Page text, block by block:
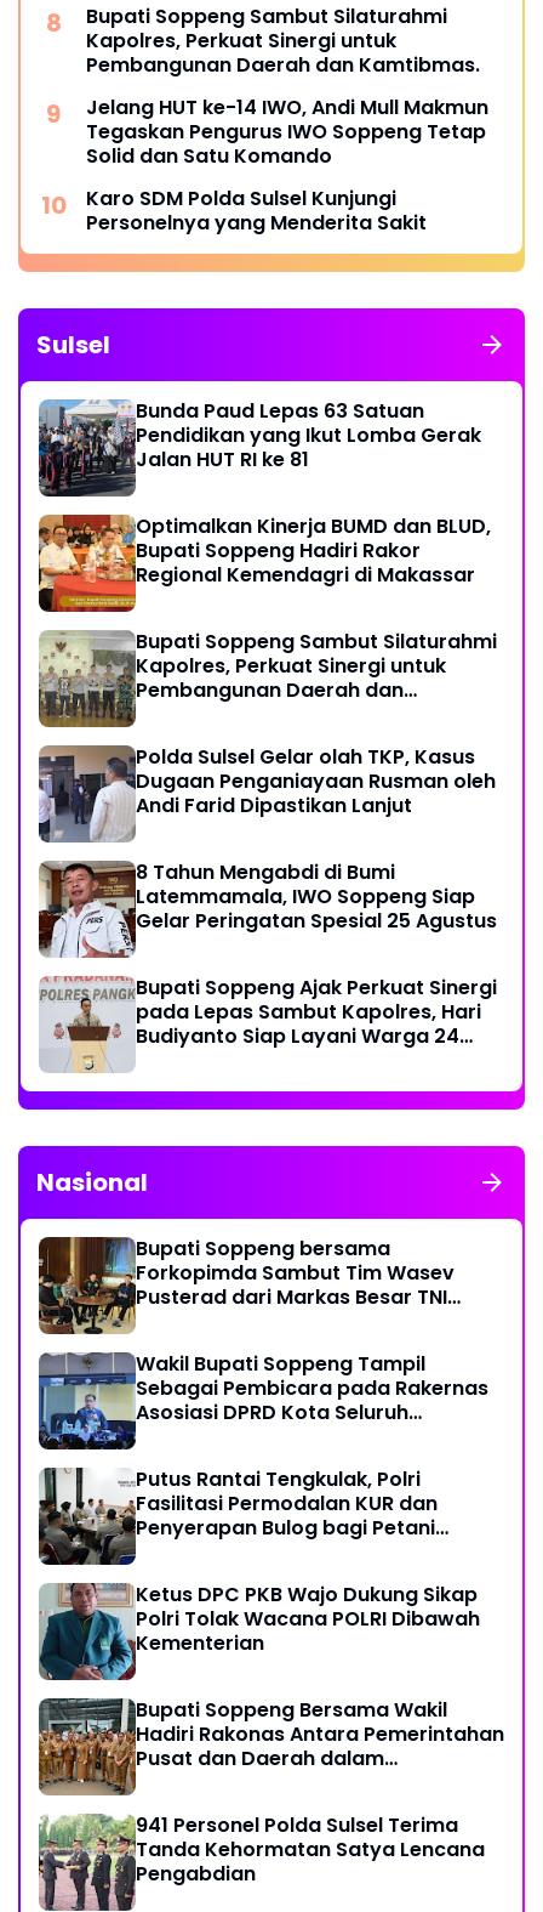
Bupati Soppeng Sambut Silaturahmi
Kapolres, Perkuat Sinergi untuk
Pembangunan Daerah dan Kamtibmas.
Jelang HUT ke-14 IWO, Andi Mull Makmun
Tegaskan Pengurus IWO Soppeng Tetap
Solid dan Satu Komando
Karo SDM Polda Sulsel Kunjungi
Personelnya yang Menderita Sakit
Sulsel
Bunda Paud Lepas 63 Satuan
Pendidikan yang Ikut Lomba Gerak
Jalan HUT RI ke 81
Optimalkan Kinerja BUMD dan BLUD,
Bupati Soppeng Hadiri Rakor
Regional Kemendagri di Makassar
Bupati Soppeng Sambut Silaturahmi
Kapolres, Perkuat Sinergi untuk
Pembangunan Daerah dan
Polda Sulsel Gelar olah TKP, Kasus
Dugaan Penganiayaan Rusman oleh
Andi Farid Dipastikan Lanjut
8 Tahun Mengabdi di Bumi
Latemmamala, IWO Soppeng Siap
Gelar Peringatan Spesial 25 Agustus
Bupati Soppeng Ajak Perkuat Sinergi
pada Lepas Sambut Kapolres, Hari
Budiyanto Siap Layani Warga 24
Nasional
Bupati Soppeng bersama
Forkopimda Sambut Tim Wasev
Pusterad dari Markas Besar TNI
Wakil Bupati Soppeng Tampil
Sebagai Pembicara pada Rakernas
Asosiasi DPRD Kota Seluruh
Putus Rantai Tengkulak, Polri
Fasilitasi Permodalan KUR dan
Penyerapan Bulog bagi Petani
Ketus DPC PKB Wajo Dukung Sikap
Polri Tolak Wacana POLRI Dibawah
Kementerian
Bupati Soppeng Bersama Wakil
Hadiri Rakonas Antara Pemerintahan
Pusat dan Daerah dalam
941 Personel Polda Sulsel Terima
Tanda Kehormatan Satya Lencana
Pengabdian